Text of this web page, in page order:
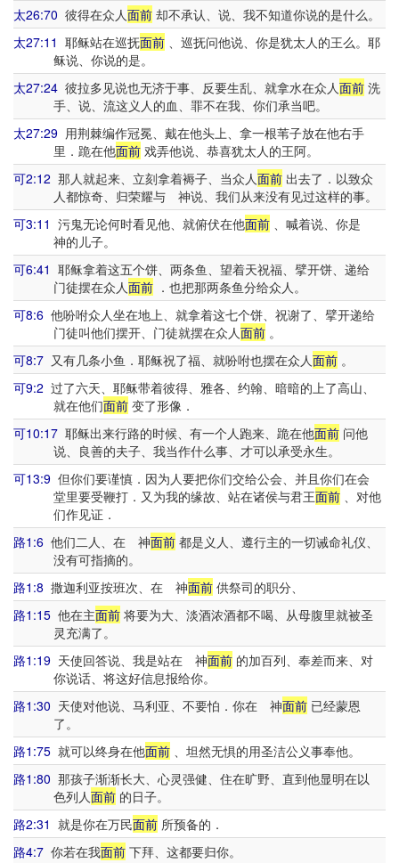
太26:70 彼得在众人面前 却不承认、说、我不知道你说的是什么。
太27:11 耶稣站在巡抚面前 、巡抚问他说、你是犹太人的王么。耶
稣说、你说的是。
太27:24 彼拉多见说也无济于事、反要生乱、就拿水在众人面前 洗
手、说、流这义人的血、罪不在我、你们承当吧。
太27:29 用荆棘编作冠冕、戴在他头上、拿一根苇子放在他右手
里．跪在他面前戏弄他说、恭喜犹太人的王阿。
可2:12 那人就起来、立刻拿着褥子、当众人面前 出去了．以致众
人都惊奇、归荣耀与 神说、我们从来没有见过这样的事。
可3:11 污鬼无论何时看见他、就俯伏在他面前 、喊着说、你是
神的儿子。
可6:41 耶稣拿着这五个饼、两条鱼、望着天祝福、擘开饼、递给
门徒摆在众人面前．也把那两条鱼分给众人。
可8:6 他吩咐众人坐在地上、就拿着这七个饼、祝谢了、擘开递给
门徒叫他们摆开、门徒就摆在众人面前。
可8:7 又有几条小鱼．耶稣祝了福、就吩咐也摆在众人面前 。
可9:2 过了六天、耶稣带着彼得、雅各、约翰、暗暗的上了高山、
就在他们面前变了形像．
可10:17 耶稣出来行路的时候、有一个人跑来、跪在他面前 问他
说、良善的夫子、我当作什么事、才可以承受永生。
可13:9 但你们要谨慎．因为人要把你们交给公会、并且你们在会
堂里要受鞭打．又为我的缘故、站在诸侯与君王面前、对他
们作见证．
路1:6 他们二人、在 神面前 都是义人、遵行主的一切诫命礼仪、
没有可指摘的。
路1:8 撒迦利亚按班次、在 神面前 供祭司的职分、
路1:15 他在主面前 将要为大、淡酒浓酒都不喝、从母腹里就被圣
灵充满了。
路1:19 天使回答说、我是站在 神面前 的加百列、奉差而来、对
你说话、将这好信息报给你。
路1:30 天使对他说、马利亚、不要怕．你在 神面前 已经蒙恩
了。
路1:75 就可以终身在他面前 、坦然无惧的用圣洁公义事奉他。
路1:80 那孩子渐渐长大、心灵强健、住在旷野、直到他显明在以
色列人面前的日子。
路2:31 就是你在万民面前 所预备的．
路4:7 你若在我面前 下拜、这都要归你。